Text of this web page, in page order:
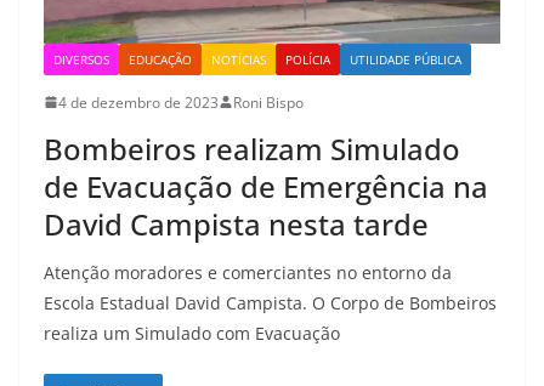
DIVERSOS EDUCAÇÃO NOTÍCIAS POLÍCIA UTILIDADE PÚBLICA
4 de dezembro de 2023 Roni Bispo
Bombeiros realizam Simulado
de Evacuação de Emergência na
David Campista nesta tarde
Atenção moradores e comerciantes no entorno da
Escola Estadual David Campista. O Corpo de Bombeiros
realiza um Simulado com Evacuação